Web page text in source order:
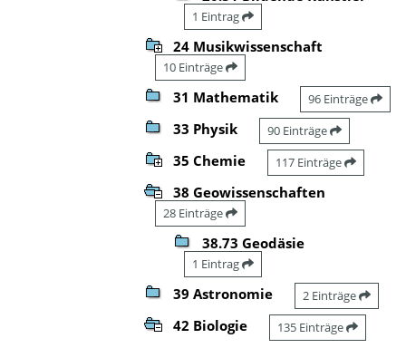
1 Eintrag
24 Musikwissenschaft
10 Einträge
31 Mathematik 96 Einträge
33 Physik 90 Einträge
35 Chemie 117 Einträge
38 Geowissenschaften
28 Einträge
38.73 Geodäsie
1 Eintrag
39 Astronomie 2 Einträge
42 Biologie 135 Einträge